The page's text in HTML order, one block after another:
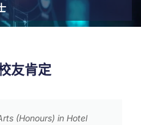
友肯定
(Honours) in Hotel